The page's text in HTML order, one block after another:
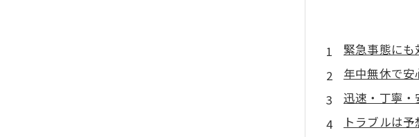
緊急事態にも
年中無休で安
迅速・丁寧・
トラブルは予